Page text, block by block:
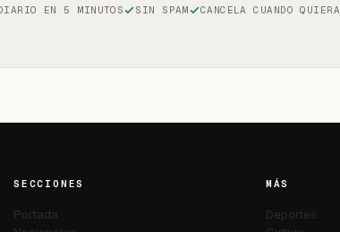
EN 5 MINUTOS SIN SPAM CANCELA CUANDO
SECCIONES
Portada
MÁS
Deportes